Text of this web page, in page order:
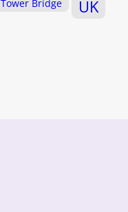
Tower Bridge UK